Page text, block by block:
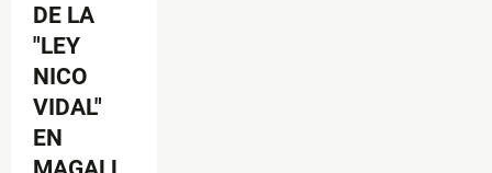
DE LA
"LEY
NICO
VIDAL"
EN